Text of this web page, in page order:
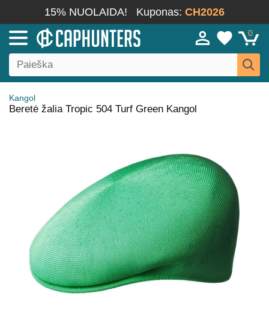
15% NUOLAIDA! Kuponas: CH2026
0
Kangol
Beretė žalia Tropic 504 Turf Green Kangol